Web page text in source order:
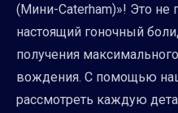
(Мини-Сaterham)»! Это не
настоящий гоночный
получения
вождения. С помощью
рассмотреть каждую